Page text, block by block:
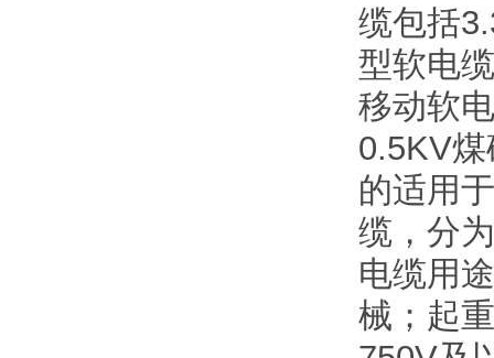
缆包括
型软电
移动软
0.5KV
的适用
缆，分
电缆用
械；起